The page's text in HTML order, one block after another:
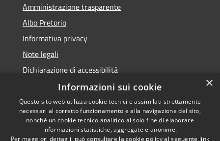
Amministrazione trasparente
Albo Pretorio
Informativa privacy
Note legali
Dichiarazione di accessibilità
Accessibilità
Copyright © 2026 • Comune di
San Giorgio Morgeto •
×
Informazioni sui cookie
Questo sito web utilizza cookie tecnici e assimilati strettamente
necessari al corretto funzionamento e alla navigazione del sito,
nonché un cookie tecnico analitico al solo fine di elaborare
informazioni statistiche, aggregate e anonime.
Per maggiori dettagli, può consultare la cookie policy al seguente link